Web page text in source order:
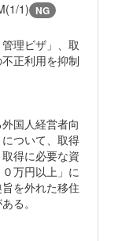
1) NG
理ビザ」、取
正利用を抑制
国人経営者向
ついて、取得
得に必要な資
万円以上」に
を外れた移住
る。